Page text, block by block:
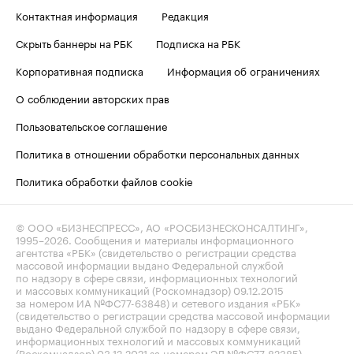
Контактная информация
Редакция
Скрыть баннеры на РБК
Подписка на РБК
Корпоративная подписка
Информация об ограничениях
О соблюдении авторских прав
Пользовательское соглашение
Политика в отношении обработки персональных данных
Политика обработки файлов cookie
© ООО «БИЗНЕСПРЕСС», АО «РОСБИЗНЕСКОНСАЛТИНГ»,
1995–2026. Сообщения и материалы информационного
агентства «РБК» (свидетельство о регистрации средства
массовой информации выдано Федеральной службой
по надзору в сфере связи, информационных технологий
и массовых коммуникаций (Роскомнадзор) 09.12.2015
за номером ИА №ФС77-63848) и сетевого издания «РБК»
(свидетельство о регистрации средства массовой информации
выдано Федеральной службой по надзору в сфере связи,
информационных технологий и массовых коммуникаций